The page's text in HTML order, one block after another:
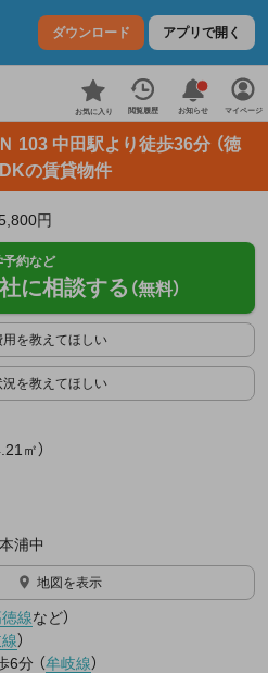
ダウンロード アプリで開く
お気に入り 閲覧履歴 お知らせ マイページ
103 中田駅より徒歩36分 （徳
の賃貸物件
円
予約など
に相談する （無料）
用を教えてほしい
況を教えてほしい
㎡）
浦中
地図を表示
線など）
）
6分 （牟岐線）